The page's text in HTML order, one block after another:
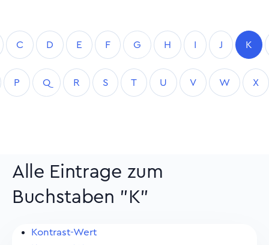
C D E F G H I J K
P Q R S T U V W X
Alle Eintrage zum
Buchstaben "K"
Kontrast-Wert